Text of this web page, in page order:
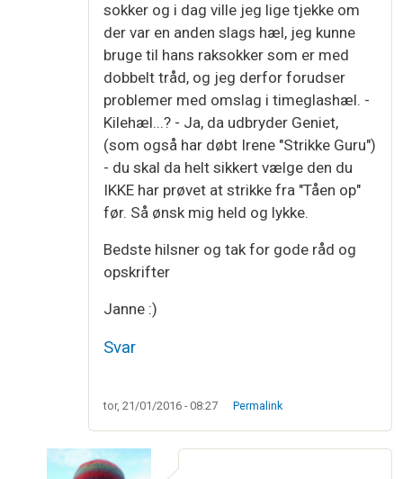
sokker og i dag ville jeg lige tjekke om
der var en anden slags hæl, jeg kunne
bruge til hans raksokker som er med
dobbelt tråd, og jeg derfor forudser
problemer med omslag i timeglashæl. -
Kilehæl...? - Ja, da udbryder Geniet,
(som også har døbt Irene "Strikke Guru")
- du skal da helt sikkert vælge den du
IKKE har prøvet at strikke fra "Tåen op"
før. Så ønsk mig held og lykke.
Bedste hilsner og tak for gode råd og
opskrifter
Janne :)
Svar
tor, 21/01/2016 - 08:27 Permalink